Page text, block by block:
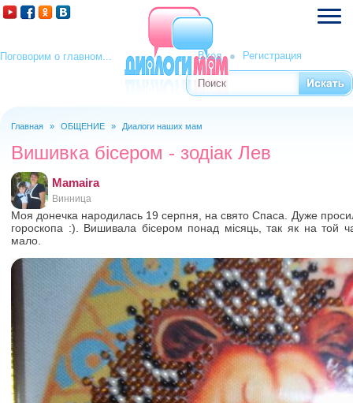
Поговорим о главном... Вход Регистрация
Форма поиска
Поиск
Главная » ОБЩЕНИЕ » Диалоги наших мам
Вишивка бісером - зодіак Лев
Mamaira
Винница
Моя донечка народилась 19 серпня, на свято Спаса. Дуже
гороскопа :). Вишивала бісером понад місяць, так як на той
мало.